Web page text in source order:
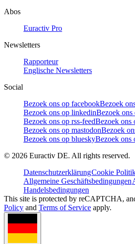
Abos
Euractiv Pro
Newsletters
Rapporteur
Englische Newsletters
Social
Bezoek ons op facebookBezoek
Bezoek ons op linkedinBezoek ons
Bezoek ons op rss-feedBezoek ons
Bezoek ons op mastodonBezoek
Bezoek ons op blueskyBezoek ons
© 2026 Euractiv DE. All rights reserved.
DatenschutzerklärungCookie
Allgemeine Geschäftsbedingungen
Handelsbedingungen
This site is protected by reCAPTCHA,
Policy and Terms of Service apply.